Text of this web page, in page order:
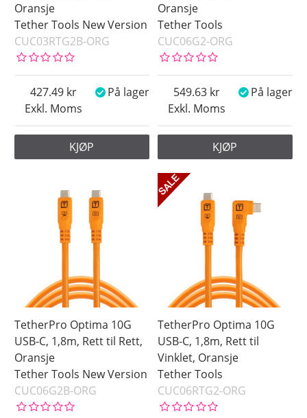
Oransje
Tether Tools New Version
CUC03RTG2B-ORG
Exkl. Moms
427.49 På lager
KJØP
Oransje
Tether Tools
CUC06G2-ORG
Exkl. Moms
549.63 På lager
KJØP
TetherPro Optima 10G
USB-C, 1,8m, Rett til Rett,
Oransje
Tether Tools New Version
CUC06G2B-ORG
TetherPro Optima 10G
USB-C, 1,8m, Rett til
Vinklet, Oransje
Tether Tools
CUC06RTG2-ORG